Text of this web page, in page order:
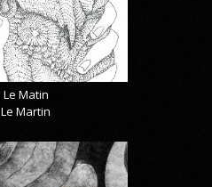
Le Matin
Le Martin